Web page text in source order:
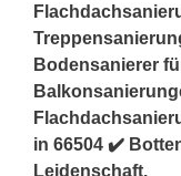
Bodensanierer
in 66504 ✔️
Leidenschaft.